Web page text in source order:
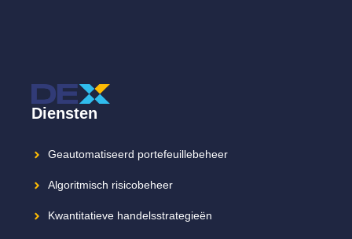
Diensten
Geautomatiseerd portefeuillebeheer
Algoritmisch risicobeheer
Kwantitatieve handelsstrategieën